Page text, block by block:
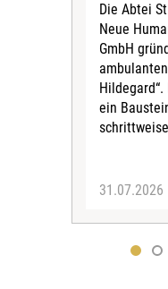
Die Abtei
Neue
GmbH
ein
31.07.2026